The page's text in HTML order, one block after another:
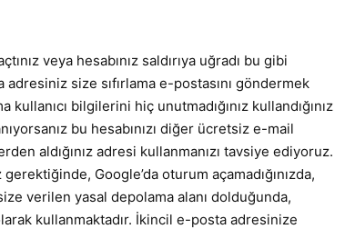
veya hesabınız saldırıya uğradı bu gibi
size sıfırlama e-postasını göndermek
bilgilerini hiç unutmadığınız kullandığınız
bu hesabınızı diğer ücretsiz e-mail
aldığınız adresi kullanmanızı tavsiye ediyoruz.
Google’da oturum açamadığınızda,
verilen yasal depolama alanı dolduğunda,
kullanmaktadır. İkincil e-posta adresinize